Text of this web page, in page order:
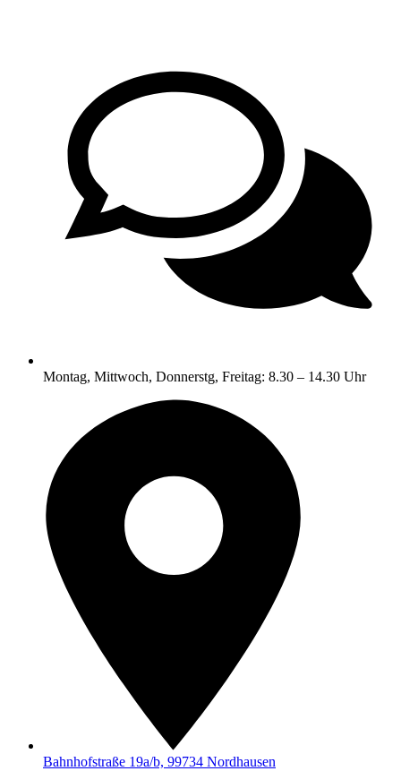
Montag, Mittwoch, Donnerstg, Freitag: 8.30 – 14.30 Uhr
Bahnhofstraße 19a/b, 99734 Nordhausen